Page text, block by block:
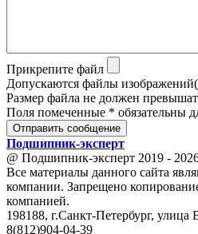
Прикрепите файл
Допускаются файлы
Размер файла не должен
Поля помеченные * обязательны
Отправить сообщение
Подшипник-эксперт
@ Подшипник-эксперт 2019 -
Все материалы данного сайта
компании. Запрещено
компанией.
198188, г.Санкт-Петербург, улица
8(812)904-04-39